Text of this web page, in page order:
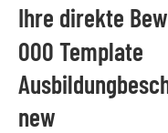
Ihre direkte
000 Template
new